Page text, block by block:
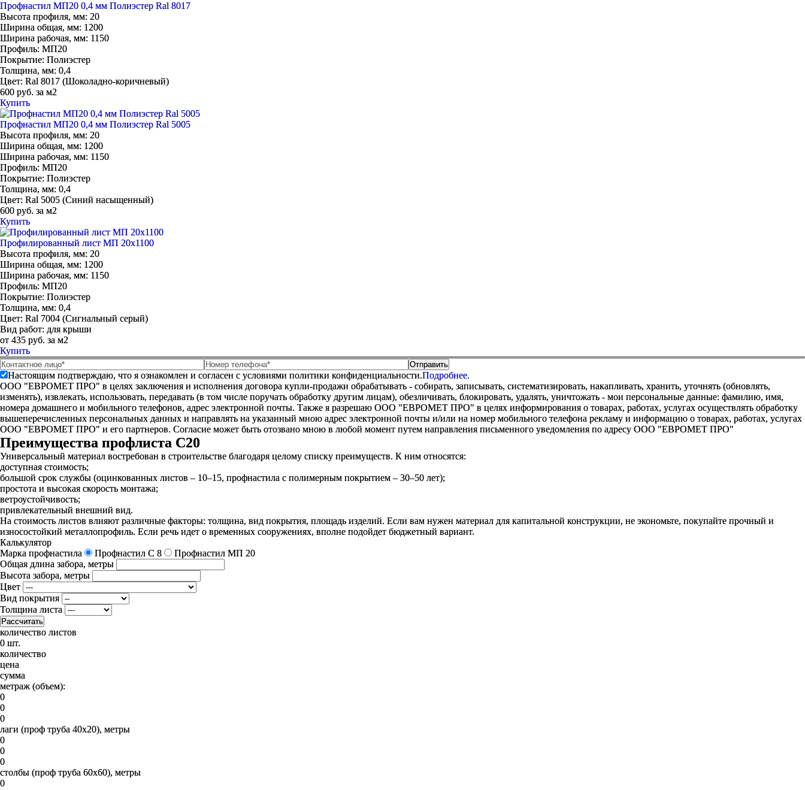
Профнастил МП20 0,4 мм Полиэстер Ral 8017
Высота профиля, мм: 20
Ширина общая, мм: 1200
Ширина рабочая, мм: 1150
Профиль: МП20
Покрытие: Полиэстер
Толщина, мм: 0,4
Цвет: Ral 8017 (Шоколадно-коричневый)
600 руб. за м2
Купить
Профнастил МП20 0,4 мм Полиэстер Ral 5005
Высота профиля, мм: 20
Ширина общая, мм: 1200
Ширина рабочая, мм: 1150
Профиль: МП20
Покрытие: Полиэстер
Толщина, мм: 0,4
Цвет: Ral 5005 (Синий насыщенный)
600 руб. за м2
Купить
Профилированный лист МП 20х1100
Высота профиля, мм: 20
Ширина общая, мм: 1200
Ширина рабочая, мм: 1150
Профиль: МП20
Покрытие: Полиэстер
Толщина, мм: 0,4
Цвет: Ral 7004 (Сигнальный серый)
Вид работ: для крыши
от 435 руб. за м2
Купить
Настоящим подтверждаю, что я ознакомлен и согласен с условиями политики конфиденциальности.Подробнее.
ООО "ЕВРОМЕТ ПРО" в целях заключения и исполнения договора купли-продажи обрабатывать - собирать, записывать, систематизировать, накапливать, хранить, уточнять (обновлять,
изменять), извлекать, использовать, передавать (в том числе поручать обработку другим лицам), обезличивать, блокировать, удалять, уничтожать - мои персональные данные: фамилию, имя,
номера домашнего и мобильного телефонов, адрес электронной почты. Также я разрешаю ООО "ЕВРОМЕТ ПРО" в целях информирования о товарах, работах, услугах осуществлять обработку
вышеперечисленных персональных данных и направлять на указанный мною адрес электронной почты и/или на номер мобильного телефона рекламу и информацию о товарах, работах, услугах
ООО "ЕВРОМЕТ ПРО" и его партнеров. Согласие может быть отозвано мною в любой момент путем направления письменного уведомления по адресу ООО "ЕВРОМЕТ ПРО"
Преимущества профлиста С20
Универсальный материал востребован в строительстве благодаря целому списку преимуществ. К ним относятся:
доступная стоимость;
большой срок службы (оцинкованных листов – 10–15, профнастила с полимерным покрытием – 30–50 лет);
простота и высокая скорость монтажа;
ветроустойчивость;
привлекательный внешний вид.
На стоимость листов влияют различные факторы: толщина, вид покрытия, площадь изделий. Если вам нужен материал для капитальной конструкции, не экономьте, покупайте прочный и
износостойкий металлопрофиль. Если речь идет о временных сооружениях, вполне подойдет бюджетный вариант.
Калькулятор
Марка профнастила
Профнастил C 8
Профнастил МП 20
Общая длина забора, метры
Высота забора, метры
Цвет
Вид покрытия
Толщина листа
Рассчитать
количество листов
0 шт.
количество
цена
сумма
метраж (объем):
0
0
0
лаги (проф труба 40х20), метры
0
0
0
столбы (проф труба 60х60), метры
0